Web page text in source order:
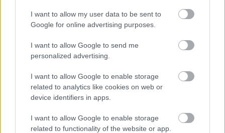
I want to allow my user data to be sent to
Google for online advertising purposes.
I want to allow Google to send me
personalized advertising.
I want to allow Google to enable storage
related to analytics like cookies on web or
device identifiers in apps.
I want to allow Google to enable storage
related to functionality of the website or app.
mellett is elment. A portugál pilóta nem sokkal
később újra összeszedte magát, és ő is
megelőzte a gyári Yamaha versenyzőjét. Ebben
méltó esemény, ám a 15. körben eleredt az eső.
WorldSBK@WorldSBK